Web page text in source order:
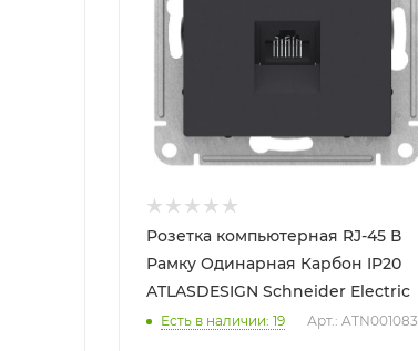
Розетка компьютерная RJ-45 В
Рамку Одинарная Карбон IP20
ATLASDESIGN Schneider Electric
Есть в наличии: 19 Арт.: ATN001083